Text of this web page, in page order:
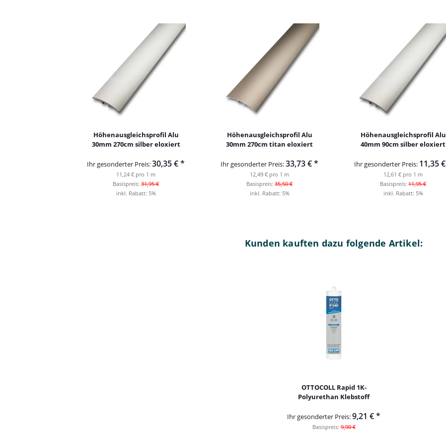
Höhenausgleichsprofil Alu
30mm 270cm silber eloxiert
Ihr gesonderter Preis:30,35 €*
11,24 € pro 1 m
Basispreis: 31,95 €
inkl. Rabatt: 5%
Höhenausgleichsprofil Alu
30mm 270cm titan eloxiert
Ihr gesonderter Preis:33,73 €*
12,49 € pro 1 m
Basispreis: 35,50 €
inkl. Rabatt: 5%
Höhenausgleichsprofil Alu
40mm 90cm silber eloxiert
Ihr gesonderter Preis: 11,35 €
12,61 € pro 1 m
Basispreis: 11,95 €
inkl. Rabatt: 5%
Kunden kauften dazu folgende Artikel:
OTTOCOLL Rapid 1K-
Polyurethan Klebstoff
Ihr gesonderter Preis:9,21 €*
Basispreis:9,90 €